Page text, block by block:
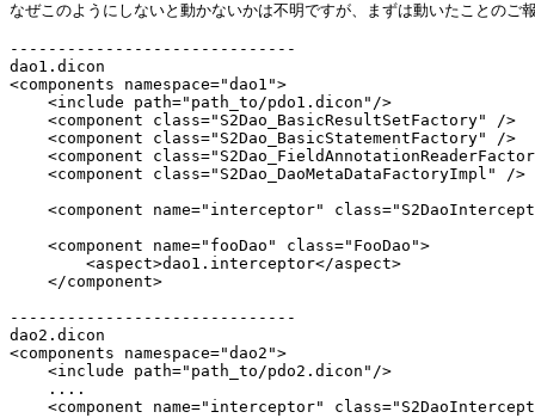
なぜこのようにしないと動かないかは不明ですが、まずは動いたことのご
------------------------------
dao1.dicon
<components namespace="dao1">
    <include path="path_to/pdo1.dicon"/>
    <component class="S2Dao_BasicResultSetFactory" />
    <component class="S2Dao_BasicStatementFactory" />
<component
    <component class="S2Dao_DaoMetaDataFactoryImpl" />
<component name="interceptor"
    <component name="fooDao" class="FooDao">
        <aspect>dao1.interceptor</aspect>
    </component>
------------------------------
dao2.dicon
<components namespace="dao2">
    <include path="path_to/pdo2.dicon"/>
    ....
<component name="interceptor"